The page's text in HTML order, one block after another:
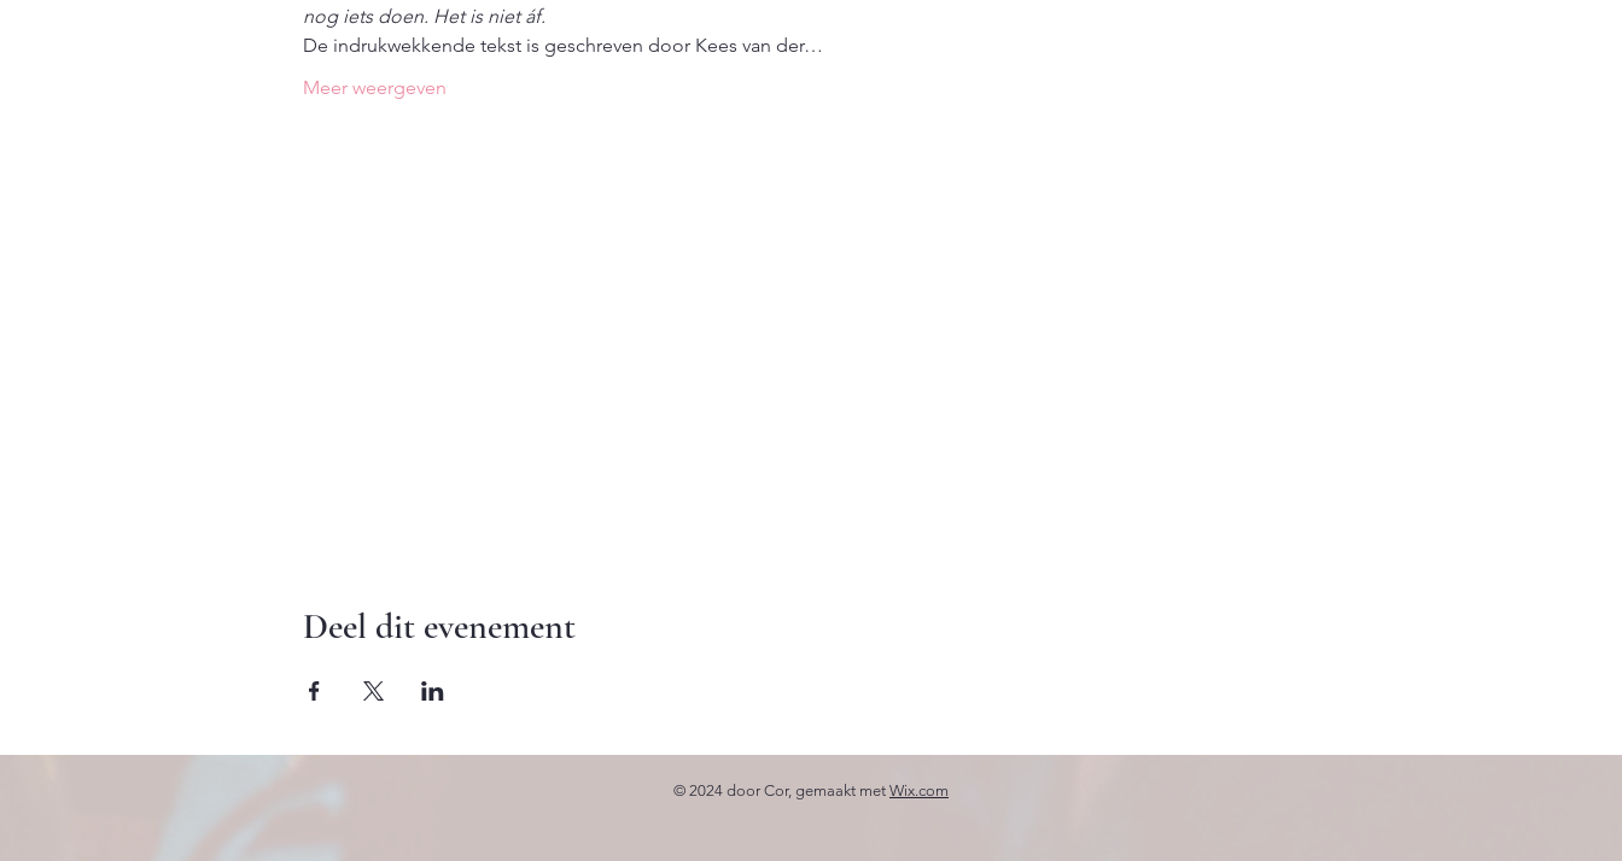
nog iets doen. Het is niet áf.
De indrukwekkende tekst is geschreven door Kees van der…
Meer weergeven
Deel dit evenement
© 2024 door Cor, gemaakt met Wix.com